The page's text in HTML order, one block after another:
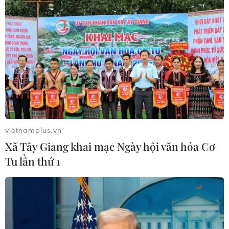
đó không gây nguy hiểm cho con người.
Các chuyên gia hiện chỉ nhận biết được 10% gene
trong Yaravirus, trong khi 90% số gene còn lại vẫn
đang nghiên cứu do vật liệu di truyền không tương
thích với các dữ liệu khoa học hiện nay. Virus này
tồn tại ở các đầm phá, sông hồ và thậm chí trong bể
bơi và hệ thống thủy lợi.
Theo nghiên cứu, Yaravirus có thể là loại đơn bào
Acanthamoeba spp đầu tiên (chưa được xác định)
thuộc chi của các sinh vật Amoebozoas phân lập từ
nhóm virus nucleocytoplasmic DNA lớn (NCLDV) -
“virus khổng lồ”./.
(TTXVN/Vietnam+)
vietnamplus.vn
Xã Tây Giang khai mạc Ngày hội văn hóa Cơ
Tu lần thứ 1